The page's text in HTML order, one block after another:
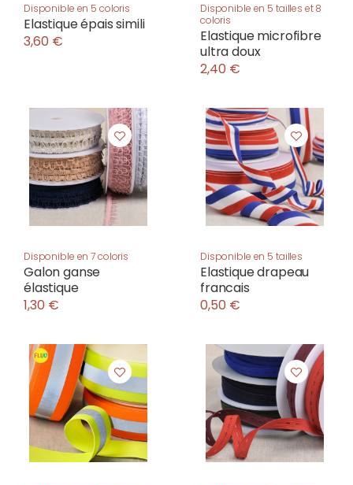
Disponible en 5 coloris
Elastique épais simili
3,60 €
Disponible en 5 tailles et 8
coloris
Elastique microfibre
ultra doux
2,40 €
Disponible en 7 coloris
Galon ganse
élastique
1,30 €
Disponible en 5 tailles
Elastique drapeau
francais
0,50 €